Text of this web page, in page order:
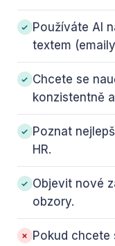
Používáte AI
textem
Chcete se
konzistentně
Poznat
HR.
Objevit nové
obzory.
Pokud chcete